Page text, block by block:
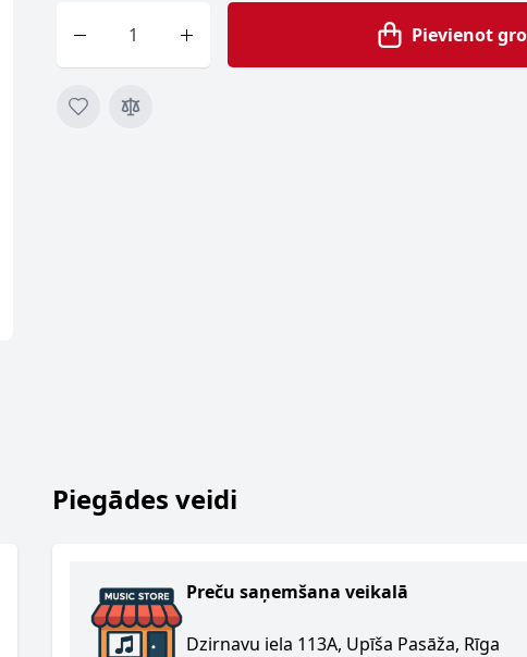
Pievienot
Piegādes veidi
Preču saņemšana veikalā
Dzirnavu iela 113A, Upīša Pasāža, Rīga